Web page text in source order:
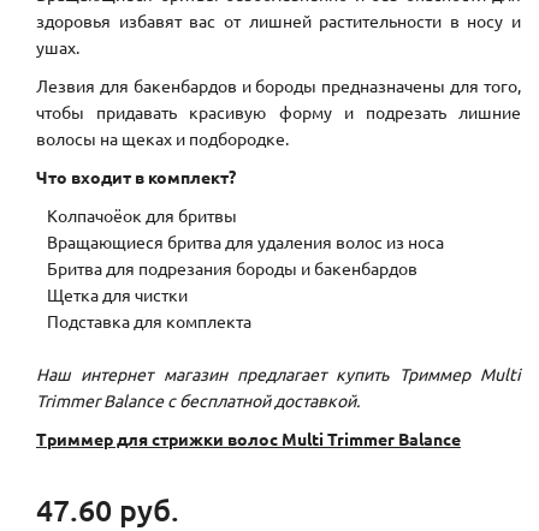
здоровья избавят вас от лишней растительности в носу и
ушах.
Лезвия для бакенбардов и бороды предназначены для того,
чтобы придавать красивую форму и подрезать лишние
волосы на щеках и подбородке.
Что входит в комплект?
Колпачоёок для бритвы
Вращающиеся бритва для удаления волос из носа
Бритва для подрезания бороды и бакенбардов
Щетка для чистки
Подставка для комплекта
Наш интернет магазин предлагает купить Триммер Multi
Trimmer Balance с бесплатной доставкой.
Триммер для стрижки волос Multi Trimmer Balance
47.60 руб.